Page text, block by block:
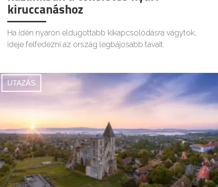
kiruccanáshoz
Ha idén nyáron eldugottabb kikapcsolódásra vágytok,
ideje felfedezni az ország legbájosabb tavait.
UTAZÁS